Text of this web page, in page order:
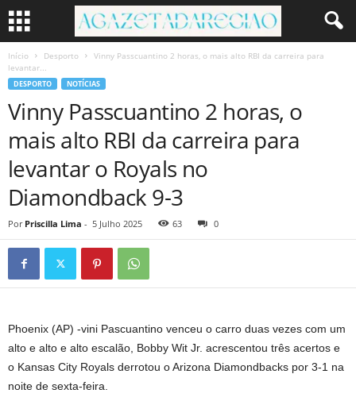
Início Desporto
Vinny Passcuantino 2 horas, o mais alto RBI da carreira para
levantar...
DESPORTO NOTÍCIAS
Vinny Passcuantino 2 horas, o
mais alto RBI da carreira para
levantar o Royals no
Diamondback 9-3
Por Priscilla Lima - 5 Julho 2025 63 0
Phoenix (AP) -vini Pascuantino venceu o carro duas vezes com um
alto e alto e alto escalão, Bobby Wit Jr. acrescentou três acertos e
o Kansas City Royals derrotou o Arizona Diamondbacks por 3-1 na
noite de sexta-feira.